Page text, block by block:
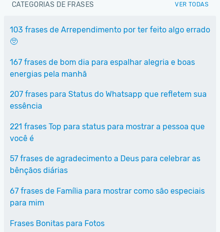
CATEGORIAS DE FRASES VER TODAS
103 frases de Arrependimento por ter feito algo errado
🥺
167 frases de bom dia para espalhar alegria e boas
energias pela manhã
207 frases para Status do Whatsapp que refletem sua
essência
221 frases Top para status para mostrar a pessoa que
você é
57 frases de agradecimento a Deus para celebrar as
bênçãos diárias
67 frases de Família para mostrar como são especiais
para mim
Frases Bonitas para Fotos